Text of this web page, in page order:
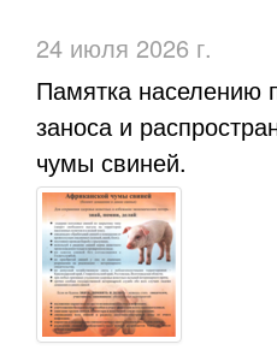
24 июля 2026 г.
Памятка населению
заноса и
чумы свиней.